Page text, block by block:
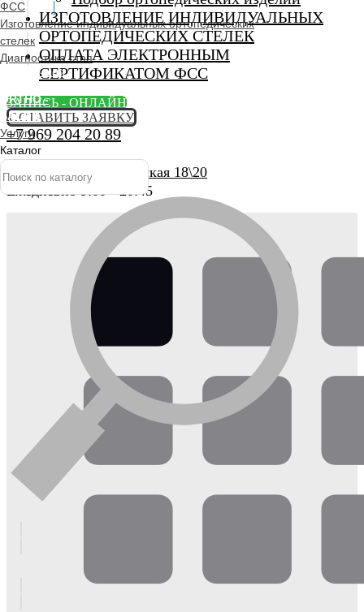
ИЗГОТОВЛЕНИЕ ИНДИВИДУАЛЬНЫХ
ОРТОПЕДИЧЕСКИХ СТЕЛЕК
ОПЛАТА ЭЛЕКТРОННЫМ
СЕРТИФИКАТОМ ФСС
ЗАПИСЬ - ОНЛАЙН
ОСТАВИТЬ ЗАЯВКУ
+7 969 204 20 89
г. Люберцы, Смирновская 18\20
Ежедневно 9:00 - 20:45
ФСС
Изготовление индивидуальных ортопедических
стелек
Диагностика стоп
Ортопедический
ORTHO -
SALON
Услуги
Каталог